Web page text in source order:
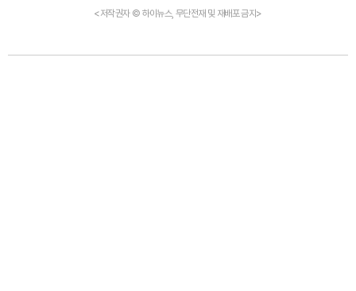
<저작권자 © 하이뉴스, 무단전재 및 재배포 금지>